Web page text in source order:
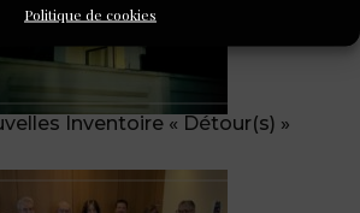
Politique de cookies
Inventoire « Détour(s) »